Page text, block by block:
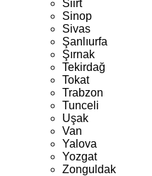
Siirt
Sinop
Sivas
Şanlıurfa
Şırnak
Tekirdağ
Tokat
Trabzon
Tunceli
Uşak
Van
Yalova
Yozgat
Zonguldak